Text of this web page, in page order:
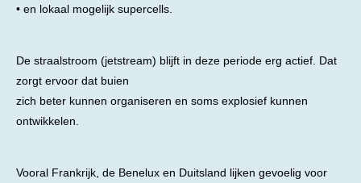
• en lokaal mogelijk supercells.
De straalstroom (jetstream) blijft in deze periode erg actief. Dat
zorgt ervoor dat buien
zich beter kunnen organiseren en soms explosief kunnen
ontwikkelen.
Vooral Frankrijk, de Benelux en Duitsland lijken gevoelig voor